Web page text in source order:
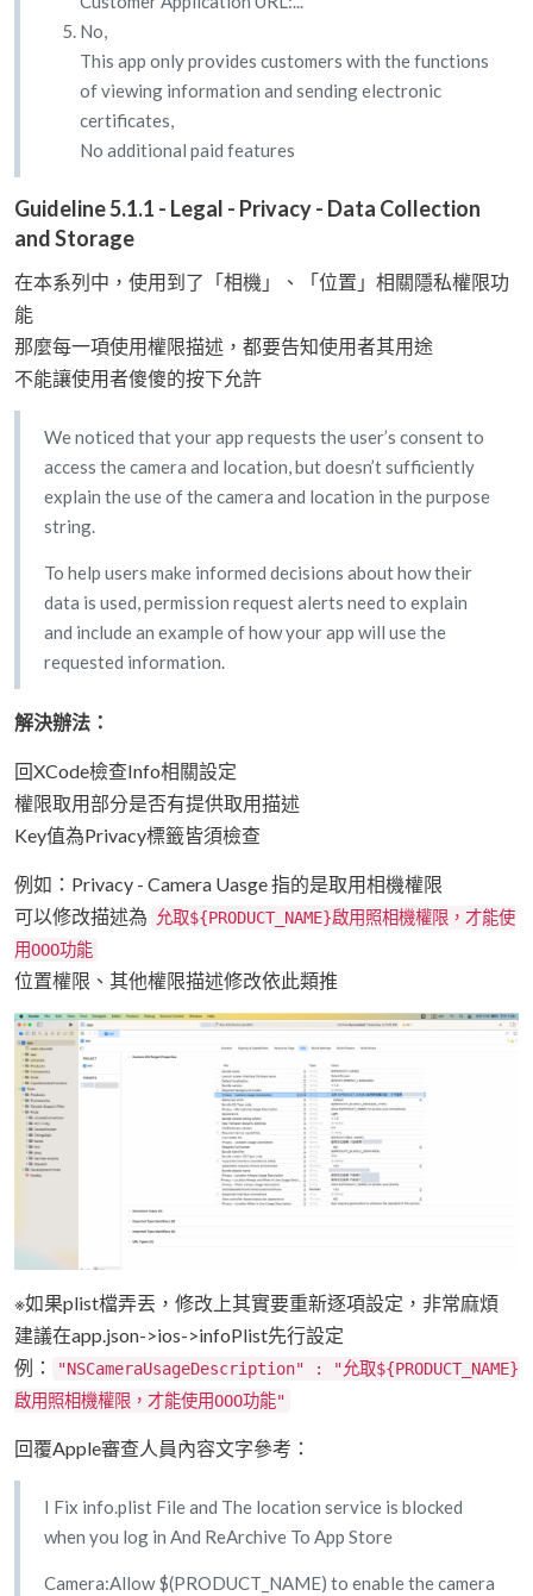
No,
This app only provides customers with the functions
of viewing information and sending electronic
certificates,
No additional paid features
Guideline 5.1.1 - Legal - Privacy - Data Collection
and Storage
在本系列中，使用到了「相機」、「位置」相關隱私權限功
能
那麼每一項使用權限描述，都要告知使用者其用途
不能讓使用者傻傻的按下允許
We noticed that your app requests the user’s consent to
access the camera and location, but doesn’t sufficiently
explain the use of the camera and location in the purpose
string.
To help users make informed decisions about how their
data is used, permission request alerts need to explain
and include an example of how your app will use the
requested information.
解決辦法：
回XCode檢查Info相關設定
權限取用部分是否有提供取用描述
Key值為Privacy標籤皆須檢查
例如：Privacy - Camera Uasge 指的是取用相機權限
可以修改描述為
允取${PRODUCT_NAME}啟用照相機權限，才能使
用OOO功能
位置權限、其他權限描述修改依此類推
※如果plist檔弄丟，修改上其實要重新逐項設定，非常麻煩
建議在app.json->ios->infoPlist先行設定
例：
"NSCameraUsageDescription" : "允取${PRODUCT_NAME}
啟用照相機權限，才能使用OOO功能"
回覆Apple審查人員內容文字參考：
I Fix info.plist File and The location service is blocked
when you log in And ReArchive To App Store
Camera:Allow $(PRODUCT_NAME) to enable the camera